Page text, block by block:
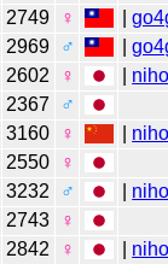
2749 ♀ |
2969 ♂ |
2602 ♀
2367
♂
3160 ♀
2550
♀
3232 ♂
2743
♀
2842 ♀